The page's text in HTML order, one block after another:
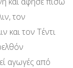
τον
και τον Τέντι
αγωγές από